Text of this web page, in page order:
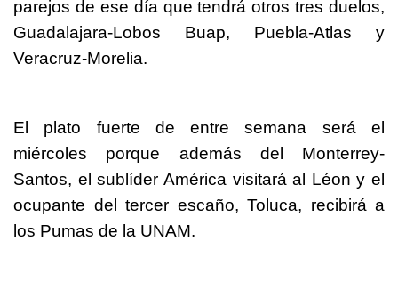
parejos de ese día que tendrá otros tres duelos,
Guadalajara-Lobos Buap, Puebla-Atlas y
Veracruz-Morelia.
El plato fuerte de entre semana será el
miércoles porque además del Monterrey-
Santos, el sublíder América visitará al Léon y el
ocupante del tercer escaño, Toluca, recibirá a
los Pumas de la UNAM.